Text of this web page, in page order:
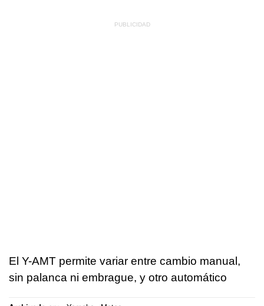
El Y-AMT permite variar entre cambio manual,
sin palanca ni embrague, y otro automático